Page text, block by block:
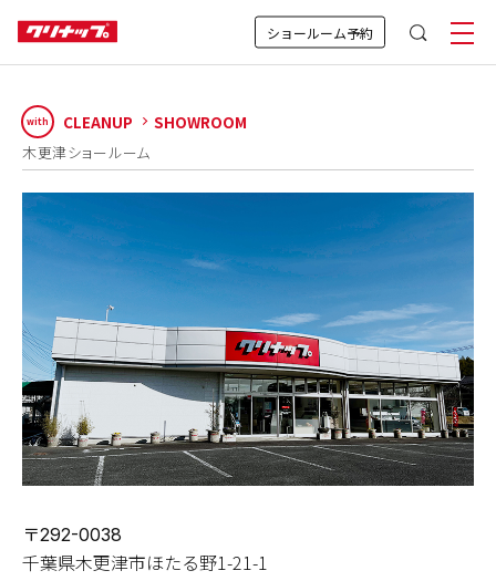
ショールーム予約
with CLEANUP SHOWROOM
木更津ショールーム
〒292-0038
千葉県木更津市ほたる野1-21-1